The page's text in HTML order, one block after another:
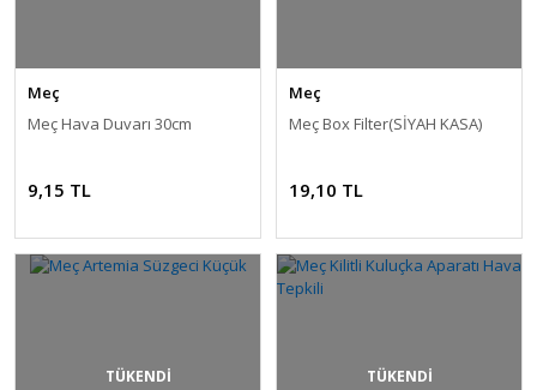
Meç
Meç Hava Duvarı 30cm
9,15 TL
Meç
Meç Box Filter(SİYAH KASA)
19,10 TL
TÜKENDİ TÜKENDİ